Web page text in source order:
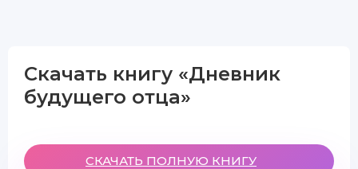
Скачать книгу «Дневник
будущего отца»
СКАЧАТЬ ПОЛНУЮ КНИГУ